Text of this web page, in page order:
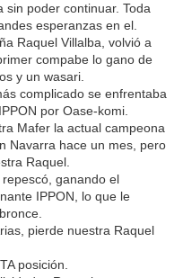
sin poder continuar. Toda
esperanzas en el.
Raquel Villalba, volvió a
compabe lo gano de
y un wasari.
complicado se enfrentaba
por Oase-komi.
Mafer la actual campeona
Navarra hace un mes, pero
Raquel.
ganando el
IPPON, lo que le
pierde nuestra Raquel
posición.